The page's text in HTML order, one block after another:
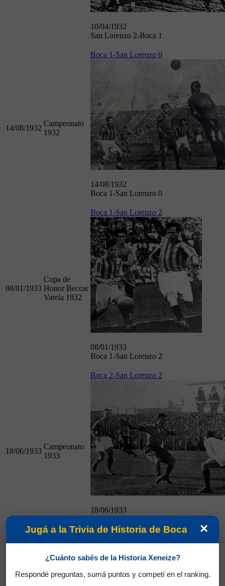
10/04/1932
San Lorenzo 2-Boca 1
14/08/1932
Campeonato
1932
Boca 1-San Lorenzo 0
14/08/1932
Boca 1-San Lorenzo 0
08/01/1933
Copa de
Honor Beccar
Varela 1932
Boca 1-San Lorenzo 2
08/01/1933
Boca 1-San Lorenzo 2
18/06/1933
Campeonato
1933
Boca 2-San Lorenzo 2
18/06/1933
×
Jugá a la Trivia de Historia de Boca
¿Cuánto sabés de la Historia Xeneize?
Respondé preguntas, sumá puntos y competí en el ranking.